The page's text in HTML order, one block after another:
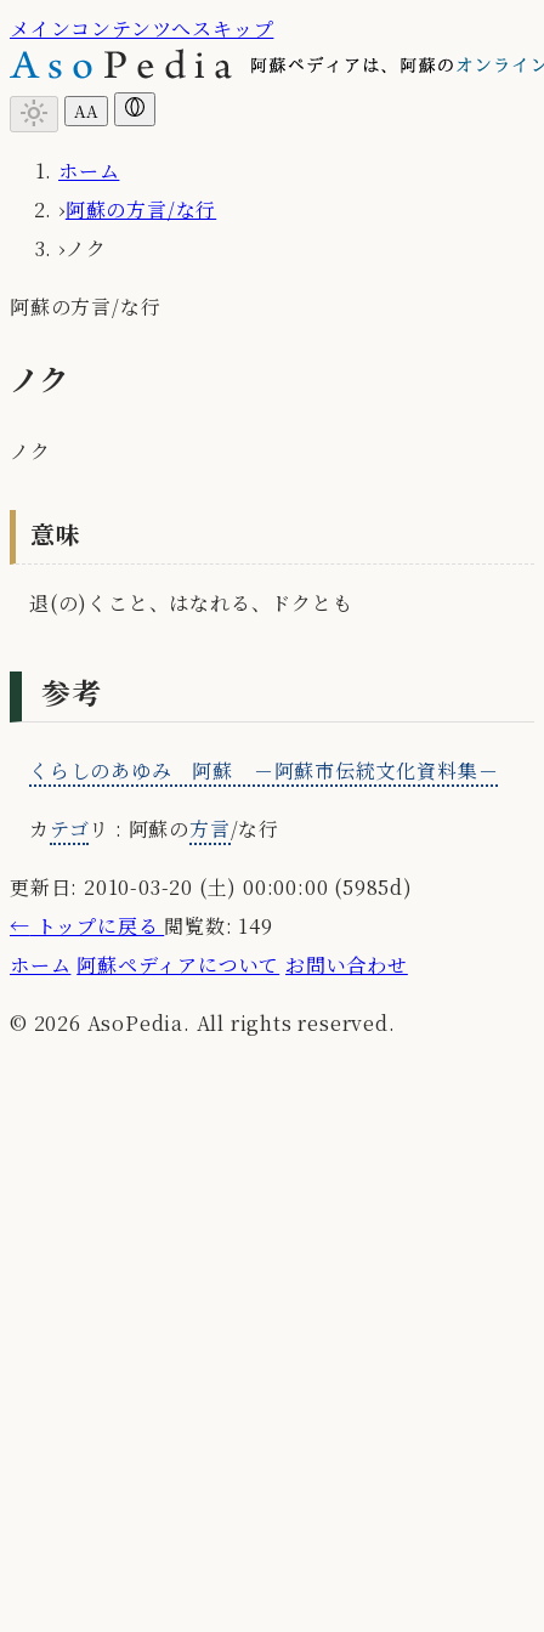
メインコンテンツへスキップ
light_mode AA
ホーム
›阿蘇の方言/な行
› ノク
阿蘇の方言/な行
ノク
ノク
意味
退(の)くこと、はなれる、ドクとも
参考
くらしのあゆみ 阿蘇 －阿蘇市伝統文化資料集－
カ テゴリ : 阿蘇の方言/な行
更新日: 2010-03-20 (土) 00:00:00 (5985d)
← トップに戻る 閲覧数: 149
ホーム 阿蘇ペディアについて お問い合わせ
© 2026 AsoPedia. All rights reserved.